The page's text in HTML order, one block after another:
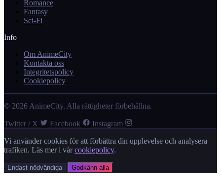
Romance
Fantasy
Sci-Fi
Info
Om AnimeCity
Kontakta oss
Integritetspolicy
Cookiepolicy
© 2026 AnimeCity. Alla rättigheter förbehållna.
Twitter / X Facebook Instagram
Vi använder cookies för att förbättra din upplevelse och analysera
trafiken. Läs mer i vårcookiepolicy.
Endast nödvändiga Godkänn alla